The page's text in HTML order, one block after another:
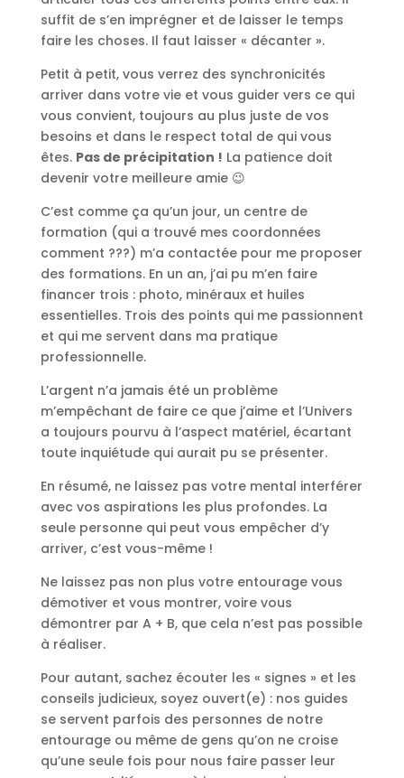
suffit de s’en imprégner et de laisser le temps
faire les choses. Il faut laisser « décanter ».
Petit à petit, vous verrez des synchronicités
arriver dans votre vie et vous guider vers ce qui
vous convient, toujours au plus juste de vos
besoins et dans le respect total de qui vous
êtes. Pas de précipitation ! La patience doit
devenir votre meilleure amie 😉
C’est comme ça qu’un jour, un centre de
formation (qui a trouvé mes coordonnées
comment ???) m’a contactée pour me proposer
des formations. En un an, j’ai pu m’en faire
financer trois : photo, minéraux et huiles
essentielles. Trois des points qui me passionnent
et qui me servent dans ma pratique
professionnelle.
L’argent n’a jamais été un problème
m’empêchant de faire ce que j’aime et l’Univers
a toujours pourvu à l’aspect matériel, écartant
toute inquiétude qui aurait pu se présenter.
En résumé, ne laissez pas votre mental interférer
avec vos aspirations les plus profondes. La
seule personne qui peut vous empêcher d’y
arriver, c’est vous-même !
Ne laissez pas non plus votre entourage vous
démotiver et vous montrer, voire vous
démontrer par A + B, que cela n’est pas possible
à réaliser.
Pour autant, sachez écouter les « signes » et les
conseils judicieux, soyez ouvert(e) : nos guides
se servent parfois des personnes de notre
entourage ou même de gens qu’on ne croise
qu’une seule fois pour nous faire passer leur